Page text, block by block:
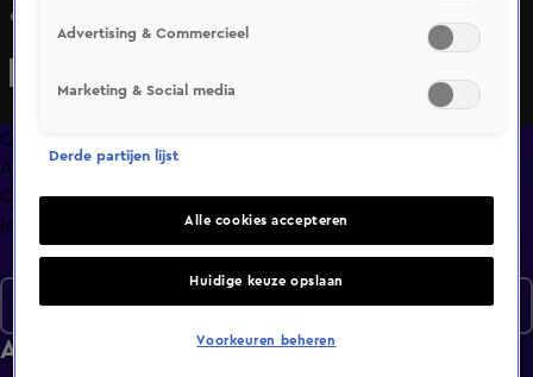
een park in Leiden reageren vol onbegrip en in het
metrogebied van Rotterdam toont iemand ongekende
Overzicht
Afleveringen
Clips
Info
Afleveringen
Seizoen 10
Advertising & Commercieel
Marketing & Social media
Derde partijen lijst
Alle cookies accepteren
Huidige keuze opslaan
Voorkeuren beheren